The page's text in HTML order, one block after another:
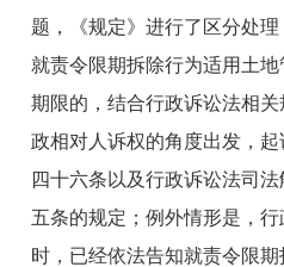
题，《规定》进行了区分处
就责令限期拆除行为适用土
期限的，结合行政诉讼法相
政相对人诉权的角度出发，
四十六条以及行政诉讼法司
五条的规定；例外情形是，
时，已经依法告知就责令限